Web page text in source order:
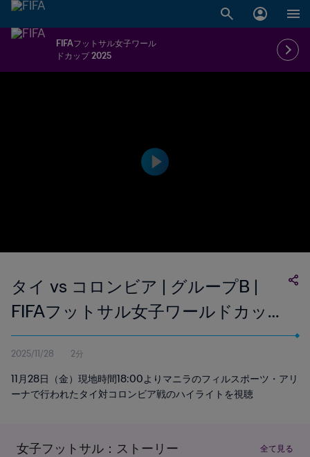
FIFAフットサル女子ワール
ドカップ 2025
タイ vs コロンビア | グループB |
FIFAフットサル女子ワールドカップ
フィリピン2025 | ハイライト
2025/11/28 2分
11月28日（金）現地時間18:00よりマニラのフィルスポーツ・アリ
ーナで行われたタイ対コロンビア戦のハイライトを視聴
女子フットサル：ストーリー 全て見る